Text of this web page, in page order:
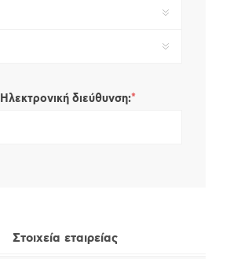
Ηλεκτρονική διεύθυνση:*
Στοιχεία εταιρείας